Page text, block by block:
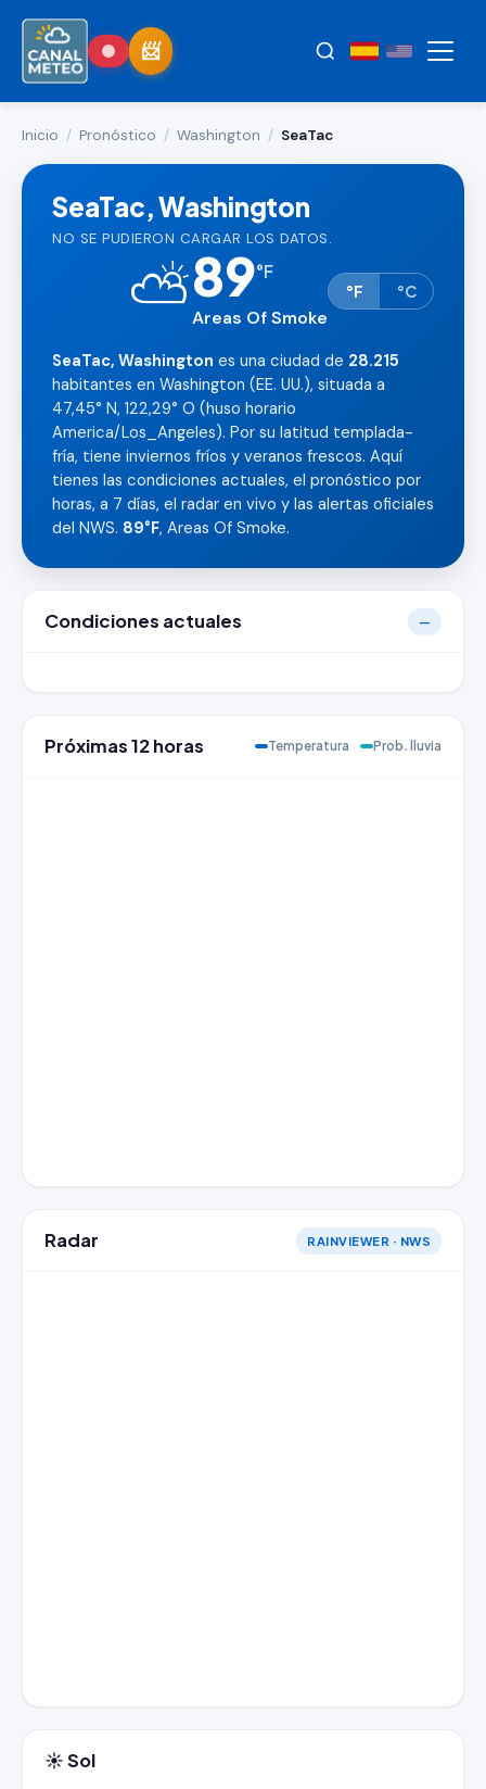
Inicio / Pronóstico / Washington / SeaTac
SeaTac, Washington
NO SE PUDIERON CARGAR LOS DATOS.
⛅89°F
Areas Of Smoke
°F °C
SeaTac, Washington es una ciudad de 28.215
habitantes en Washington (EE. UU.), situada a
47,45° N, 122,29° O (huso horario
America/Los_Angeles). Por su latitud templada-
fría, tiene inviernos fríos y veranos frescos. Aquí
tienes las condiciones actuales, el pronóstico por
horas, a 7 días, el radar en vivo y las alertas oficiales
del NWS. 89°F, Areas Of Smoke.
Condiciones actuales —
Próximas 12 horas Temperatura Prob. lluvia
Radar RAINVIEWER · NWS
☀️ Sol